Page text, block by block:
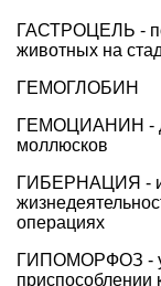
ГАСТРОЦЕЛЬ -
животных на
ГЕМОГЛОБИН
ГЕМОЦИАНИН -
моллюсков
ГИБЕРНАЦИЯ -
операциях
ГИПОМОРФОЗ -